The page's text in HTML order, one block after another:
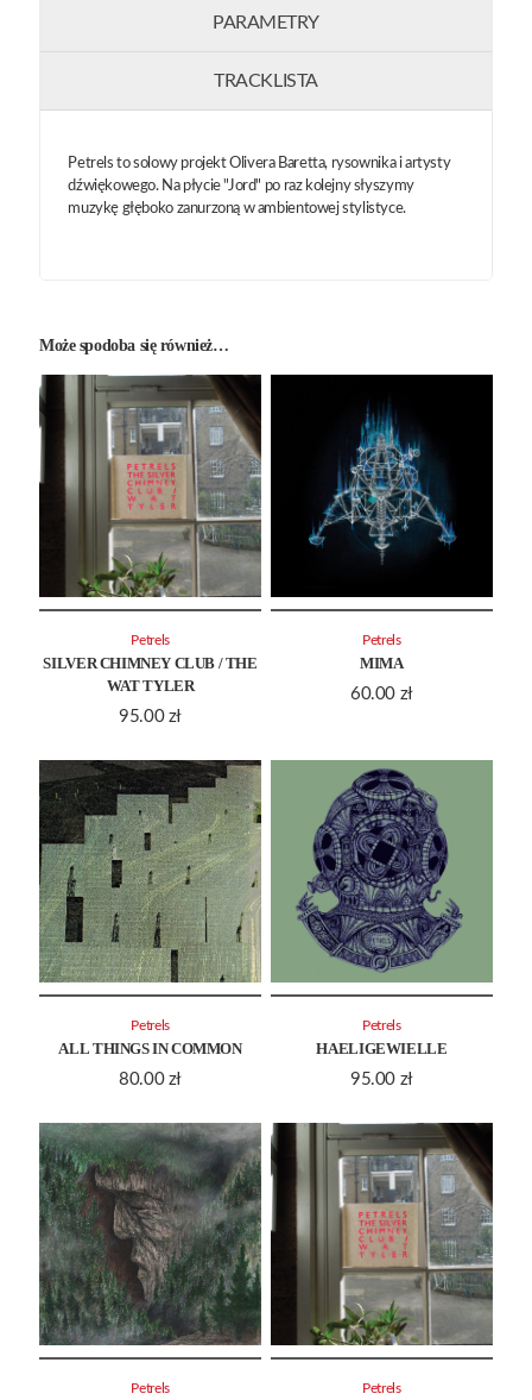
PARAMETRY
TRACKLISTA
Petrels to solowy projekt Olivera Baretta, rysownika i artysty
dźwiękowego. Na płycie "Jord" po raz kolejny słyszymy
muzykę głęboko zanurzoną w ambientowej stylistyce.
Może spodoba się również…
SILVER CHIMNEY CLUB / THE
WAT TYLER
95.00 zł
Petrels
MIMA
60.00 zł
Petrels
ALL THINGS IN COMMON
80.00 zł
Petrels
HAELIGEWIELLE
95.00 zł
Petrels
Petrels Petrels